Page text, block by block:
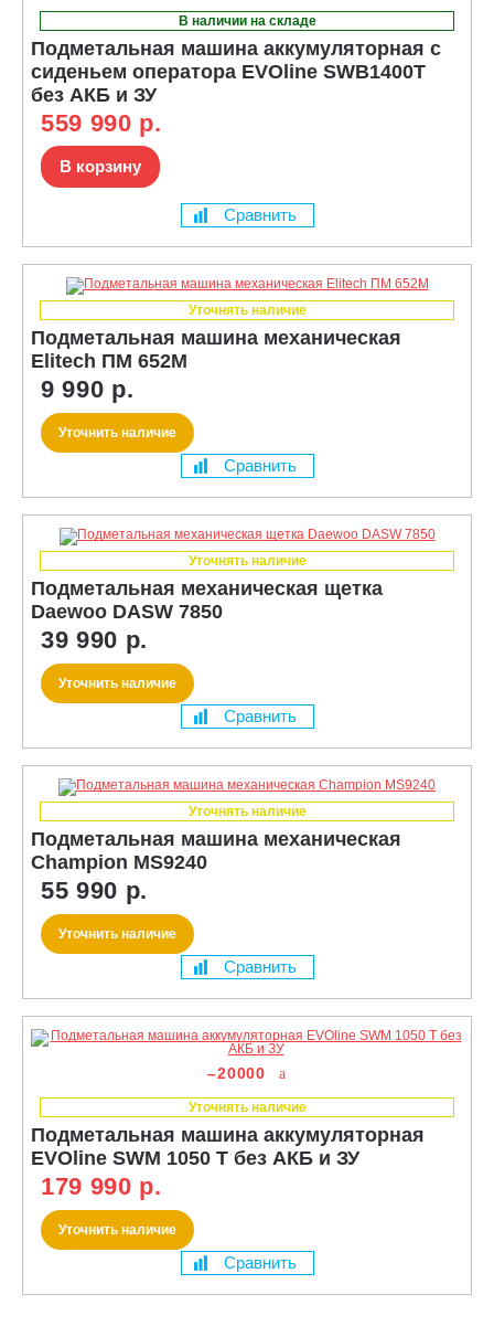
В наличии на складе
Подметальная машина аккумуляторная с
сиденьем оператора EVOline SWB1400T
без АКБ и ЗУ
559 990 р.
В корзину
Сравнить
Уточнять наличие
Подметальная машина механическая
Elitech ПМ 652М
9 990 р.
Уточнить наличие
Сравнить
Уточнять наличие
Подметальная механическая щетка
Daewoo DASW 7850
39 990 р.
Уточнить наличие
Сравнить
Уточнять наличие
Подметальная машина механическая
Champion MS9240
55 990 р.
Уточнить наличие
Сравнить
–20000
Уточнять наличие
Подметальная машина аккумуляторная
EVOline SWM 1050 T без АКБ и ЗУ
179 990 р.
Уточнить наличие
Сравнить